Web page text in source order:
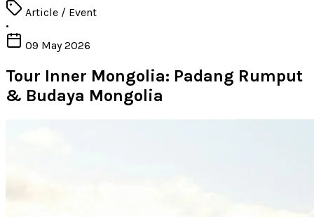
Article / Event
•
09 May 2026
Tour Inner Mongolia: Padang Rumput
& Budaya Mongolia